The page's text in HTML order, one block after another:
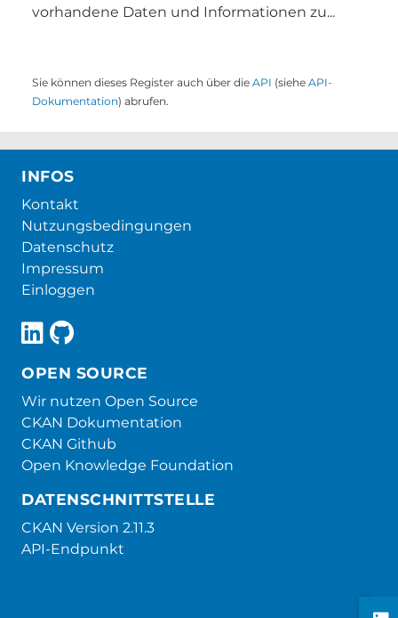
vorhandene Daten und Informationen zu...
Sie können dieses Register auch über die API (siehe API-
Dokumentation) abrufen.
INFOS
Kontakt
Nutzungsbedingungen
Datenschutz
Impressum
Einloggen
OPEN SOURCE
Wir nutzen Open Source
CKAN Dokumentation
CKAN Github
Open Knowledge Foundation
DATENSCHNITTSTELLE
CKAN Version 2.11.3
API-Endpunkt